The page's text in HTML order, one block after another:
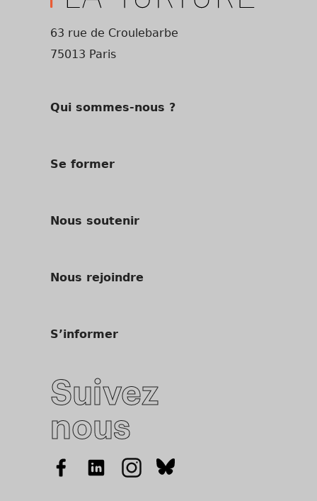
63 rue de Croulebarbe
75013 Paris
Qui sommes-nous ?
Se former
Nous soutenir
Nous rejoindre
S’informer
Suivez
nous